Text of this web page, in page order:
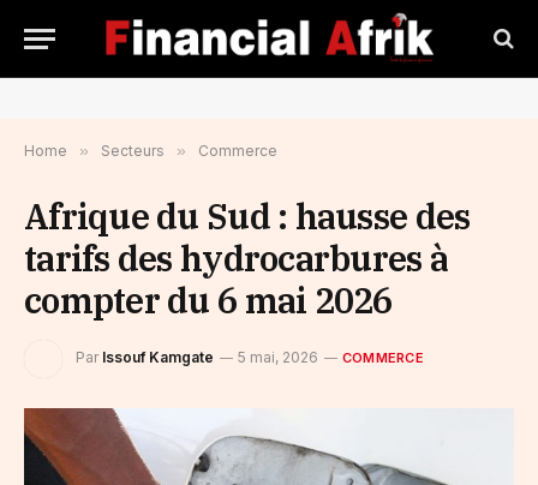
Home » Secteurs » Commerce
Afrique du Sud : hausse des
tarifs des hydrocarbures à
compter du 6 mai 2026
Par Issouf Kamgate 5 mai, 2026 COMMERCE